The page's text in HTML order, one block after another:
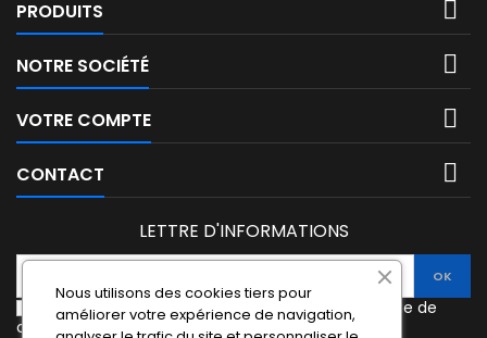
PRODUITS 
NOTRE SOCIÉTÉ 
VOTRE COMPTE 
CONTACT 
LETTRE D'INFORMATIONS
J'accepte les termes et conditions et la politique de
confidentialité.
Nous utilisons des cookies tiers pour
améliorer votre expérience de navigation,